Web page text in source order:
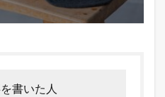
書いた人